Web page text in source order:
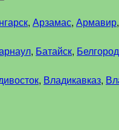
, Арзамас, Армавир,
, Батайск, Белгород
, Владикавказ,